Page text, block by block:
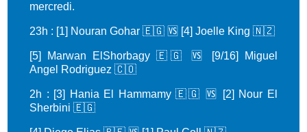
mercredi.
23h : [1] Nouran Gohar 🇪🇬 🆚 [4] Joelle King 🇳🇿
[5] Marwan ElShorbagy 🇪🇬 🆚 [9/16] Miguel
Angel Rodriguez 🇨🇴
2h : [3] Hania El Hammamy 🇪🇬 🆚 [2] Nour El
Sherbini 🇪🇬